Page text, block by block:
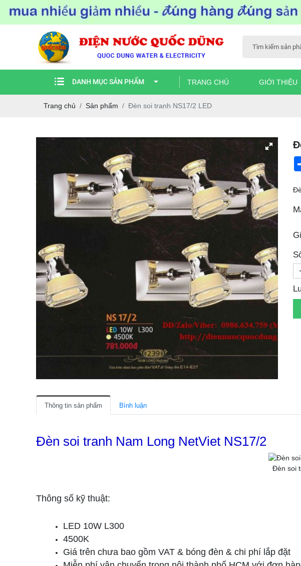
DANH MỤC SẢN PHẨM TRANG CHỦ GIỚI THIỆU
Trang chủ Sản phẩm Đèn soi tranh NS17/2 LED
Thông tin sản phẩm Bình luận
Đèn soi tranh Nam Long NetViet NS17/2
Đèn soi
Thông số kỹ thuật:
LED 10W L300
4500K
Giá trên chưa bao gồm VAT & bóng đèn & chi phí lắp đặt